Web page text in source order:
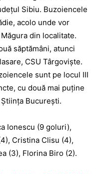
Sibiu. Buzoiencele
acolo unde vor
din localitate.
săptămâni, atunci
CSU Târgovişte.
sunt pe locul III
cu două mai puţine
Bucureşti.
Ionescu (9 goluri),
Cristina Clisu (4),
(3), Florina Biro (2).